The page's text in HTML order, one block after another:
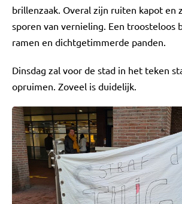
brillenzaak. Overal zijn ruiten kapot en
sporen van vernieling. Een troosteloos
ramen en dichtgetimmerde panden.
Dinsdag zal voor de stad in het teken
opruimen. Zoveel is duidelijk.